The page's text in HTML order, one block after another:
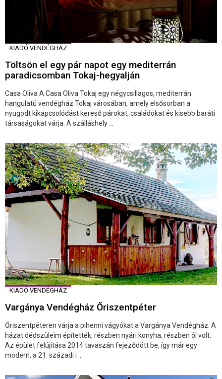
KIADÓ VENDÉGHÁZ
Töltsön el egy pár napot egy mediterrán
paradicsomban Tokaj-hegyalján
Casa Oliva A Casa Oliva Tokaj egy négycsillagos, mediterrán
hangulatú vendégház Tokaj városában, amely elsősorban a
nyugodt kikapcsolódást kereső párokat, családokat és kisebb baráti
társaságokat várja. A szálláshely ...
KIADÓ VENDÉGHÁZ
Vargánya Vendégház Őriszentpéter
Őriszentpéteren várja a pihenni vágyókat a Vargánya Vendégház. A
házat dédszüleim építették, részben nyári konyha, részben ól volt.
Az épület felújítása 2014 tavaszán fejeződött be, így már egy
modern, a 21. századi i ...